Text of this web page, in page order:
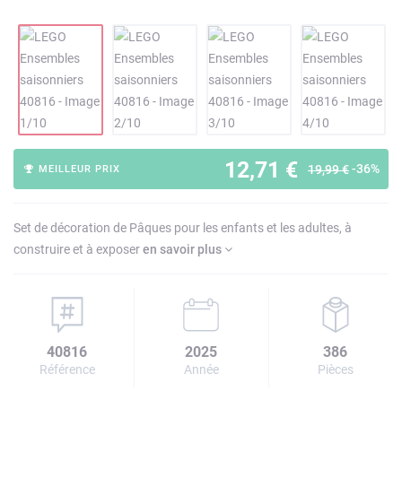
12,71 € 19,99 €-36%
MEILLEUR PRIX
Set de décoration de Pâques pour les enfants et les adultes, à
construire et à exposeren savoir plus
40816
Référence
2025
Année
386
Pièces